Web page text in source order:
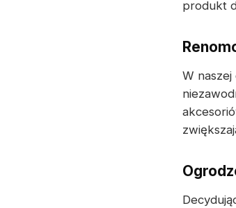
produkt
W naszej